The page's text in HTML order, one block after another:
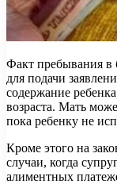
Факт пребывания в
для подачи
содержание
возраста. Мать
пока ребенку не
Кроме этого на
случаи, когда
алиментных